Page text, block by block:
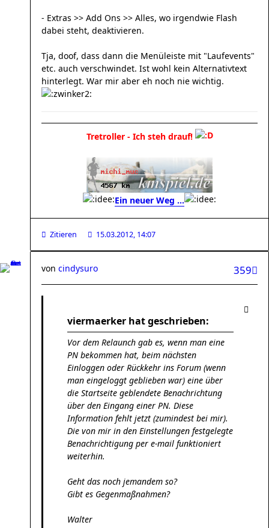
- Extras >> Add Ons >> Alles, wo irgendwie Flash
dabei steht, deaktivieren.
Tja, doof, dass dann die Menüleiste mit "Laufevents"
etc. auch verschwindet. Ist wohl kein Alternativtext
hinterlegt. War mir aber eh noch nie wichtig.
Tretroller - Ich steh drauf!
Ein neuer Weg ...
Zitieren 15.03.2012, 14:07
359
von cindysuro
viermaerker hat geschrieben:
Vor dem Relaunch gab es, wenn man eine
PN bekommen hat, beim nächsten
Einloggen oder Rückkehr ins Forum (wenn
man eingeloggt geblieben war) eine über
die Startseite geblendete Benachrichtung
über den Eingang einer PN. Diese
Information fehlt jetzt (zumindest bei mir).
Die von mir in den Einstellungen festgelegte
Benachrichtigung per e-mail funktioniert
weiterhin.
Geht das noch jemandem so?
Gibt es Gegenmaßnahmen?
Walter